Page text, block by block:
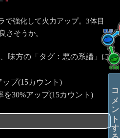
で強化して火力アップ。3体目
さそうか。
味方の「タグ：悪の系譜」に
プ(15カウント)
を30%アップ(15カウント)
コメントする